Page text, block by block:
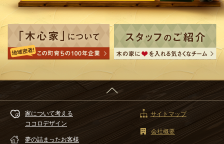
家について考える
ココロデザイン
夢の詰まったお客様
サイトマップ
会社概要